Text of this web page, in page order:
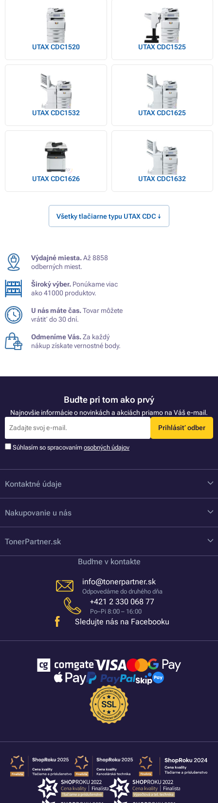
UTAX CDC1520 UTAX CDC1525
UTAX CDC1532 UTAX CDC1625
UTAX CDC1626 UTAX CDC1632
Všetky tlačiarne typu UTAX CDC ↓
Výdajné miesta.Až 8858
odberných miest.
Široký výber. Ponúkame viac
ako 41000 produktov.
U nás máte čas.Tovar môžete
vrátiť do 30 dní.
Odmeníme Vás.Za každý
nákup získate vernostné body.
Buďte pri tom ako prvý
Najnovšie informácie o novinkách a akciách priamo na Váš e-mail.
Prihlásiť odber
Súhlasím so spracovaním osobných údajov
Kontaktné údaje
Nakupovanie u nás
TonerPartner.sk
Buďme v kontakte
info@tonerpartner.sk
Odpovedáme do druhého dňa
+421 2 330 068 77
Po–Pi 8:00 – 16:00
Sledujte nás na Facebooku